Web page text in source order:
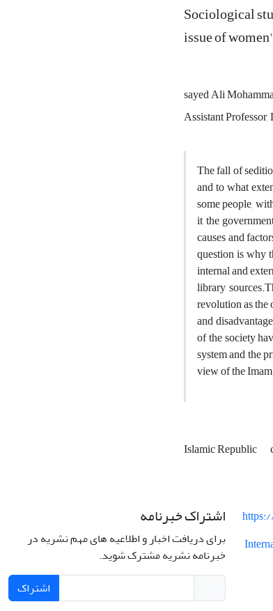
Sociological
issue of
sayed Ali
Assistant
The fall of
and to what
some people,
it the
causes and
question is why
internal and
library
revolution as the
and
of the society
system and the
view of the
Islamic Republic
اشتراک خبرنامه
برای دریافت اخبار و اطلاعیه های مهم نشریه در
خبرنامه نشریه مشترک شوید.
اشتراک